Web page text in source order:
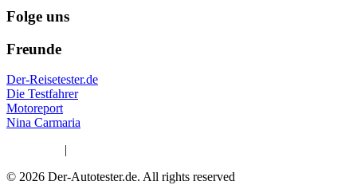
Folge uns
Freunde
Der-Reisetester.de
Die Testfahrer
Motoreport
Nina Carmaria
|
© 2026 Der-Autotester.de. All rights reserved